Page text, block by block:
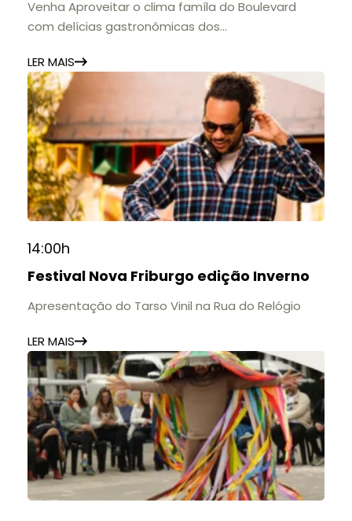
Venha Aproveitar o clima famíla do Boulevard
com delícias gastronômicas dos
LER MAIS
14:00h
Festival Nova Friburgo edição Inverno
Apresentação do Tarso Vinil na Rua do Relógio
LER MAIS